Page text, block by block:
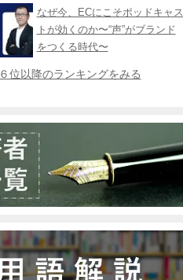
なぜ今、ECにこそポッドキャス
トが効くのか〜“声”がブランド
をつくる時代〜
６位以降のランキングをみる